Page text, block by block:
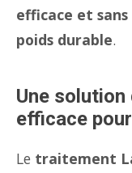
efficace et
poids durable.
Une
efficace
Le traitement